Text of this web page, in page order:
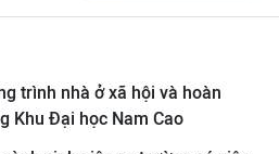
trình nhà ở xã hội và hoàn
Khu Đại học Nam Cao